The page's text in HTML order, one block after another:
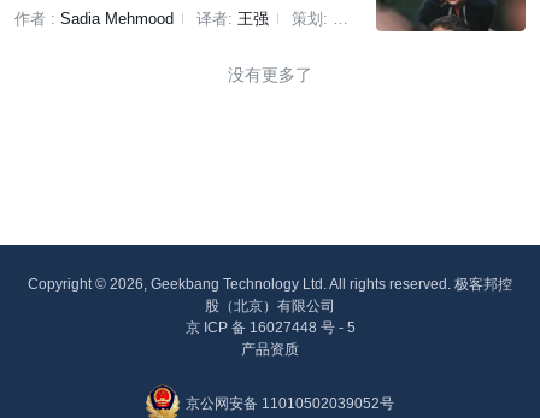
作者 : Sadia Mehmood 译者: 王强
策划:
没有更多了
Copyright © 2026, Geekbang Technology Ltd. All rights reserved. 极客邦控
股（北京）有限公司
京 ICP 备 16027448 号 - 5
产品资质
京公网安备 11010502039052号